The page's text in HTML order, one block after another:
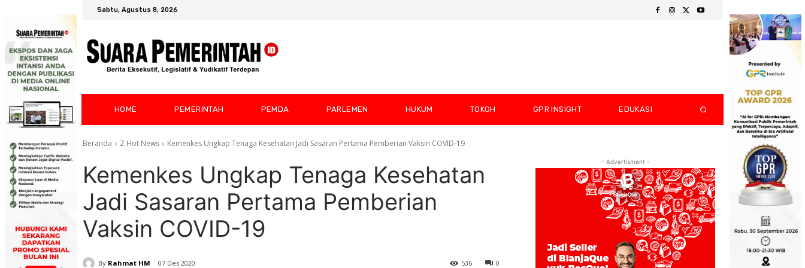
Sabtu, Agustus 8, 2026
HOME PEMERINTAH PEMDA PARLEMEN HUKUM TOKOH GPR INSIGHT EDUKASI
Beranda Z Hot News Kemenkes Ungkap Tenaga Kesehatan Jadi Sasaran Pertama Pemberian Vaksin COVID-19
Kemenkes Ungkap Tenaga Kesehatan
Jadi Sasaran Pertama Pemberian
Vaksin COVID-19
By Rahmat HM 07 Des 2020 0
536
- Advertisment -